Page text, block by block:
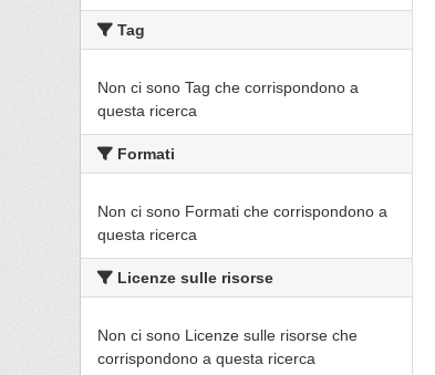
Tag
Non ci sono Tag che corrispondono a
questa ricerca
Formati
Non ci sono Formati che corrispondono a
questa ricerca
Licenze sulle risorse
Non ci sono Licenze sulle risorse che
corrispondono a questa ricerca